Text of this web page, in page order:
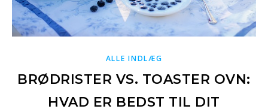
ALLE INDLÆG
BRØDRISTER VS. TOASTER OVN:
HVAD ER BEDST TIL DIT